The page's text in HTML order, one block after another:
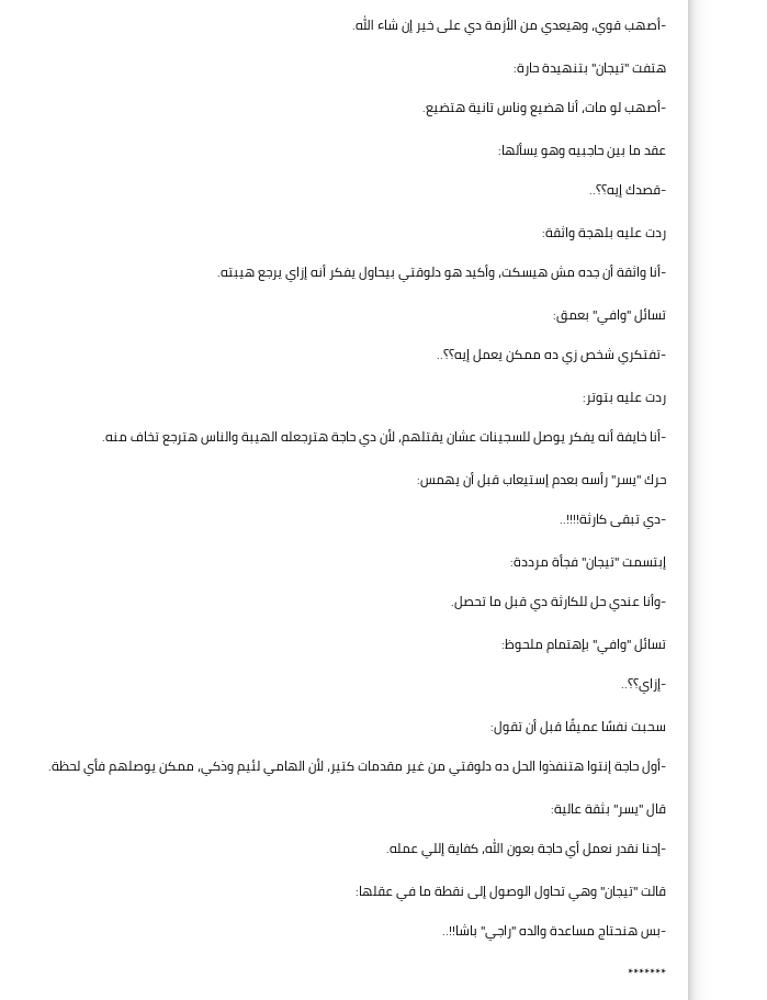
-أصهب قوي، وهيعدي من الأزمة دي على خير إن شاء الله.
هتفت "تيجان" بتنهيدة حارة:
-أصهب لو مات، أنا هضيع وناس تانية هتضيع.
عقد ما بين حاجبيه وهو يسألها:
-قصدك إيه؟؟..
ردت عليه بلهجة واثقة:
-أنا واثقة أن جده مش هيسكت، وأكيد هو دلوقتي بيحاول يفكر أنه إزاي يرجع هيبته.
تسائل "وافي" بعمق:
-تفتكري شخص زي ده ممكن يعمل إيه؟؟..
ردت عليه بتوتر:
-أنا خايفة أنه يفكر يوصل للسجينات عشان يقتلهم، لأن دي حاجة هترجعله الهيبة والناس هترجع تخاف منه.
حرك "يسر" رأسه بعدم إستيعاب قبل أن يهمس:
-دي تبقى كارثة!!!!..
إبتسمت "تيجان" فجأة مرددة:
-وأنا عندي حل للكارثة دي قبل ما تحصل.
تسائل "وافي" بإهتمام ملحوظ:
-إزاي؟؟..
سحبت نفسًا عميقًا قبل أن تقول:
-أول حاجة إنتوا هتنفذوا الحل ده دلوقتي من غير مقدمات كتير، لأن الهامي لئيم وذكي، ممكن يوصلهم فأي لحظة.
قال "يسر" بثقة عالية:
-إحنا نقدر نعمل أي حاجة بعون الله، كفاية إللي عمله.
قالت "تيجان" وهي تحاول الوصول إلى نقطة ما في عقلها:
-بس هنحتاج مساعدة والده "راجي" باشا!!..
*******